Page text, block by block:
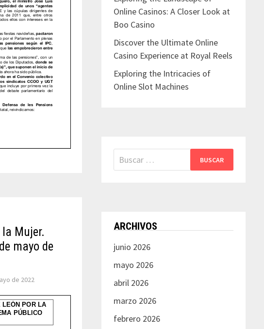
Mujer.
mayo de
de 2022
Online Casinos: A Closer Look at
Boo Casino
Discover the Ultimate Online
Casino Experience at Royal Reels
Exploring the Intricacies of
Online Slot Machines
Buscar:
ARCHIVOS
junio 2026
mayo 2026
abril 2026
marzo 2026
febrero 2026